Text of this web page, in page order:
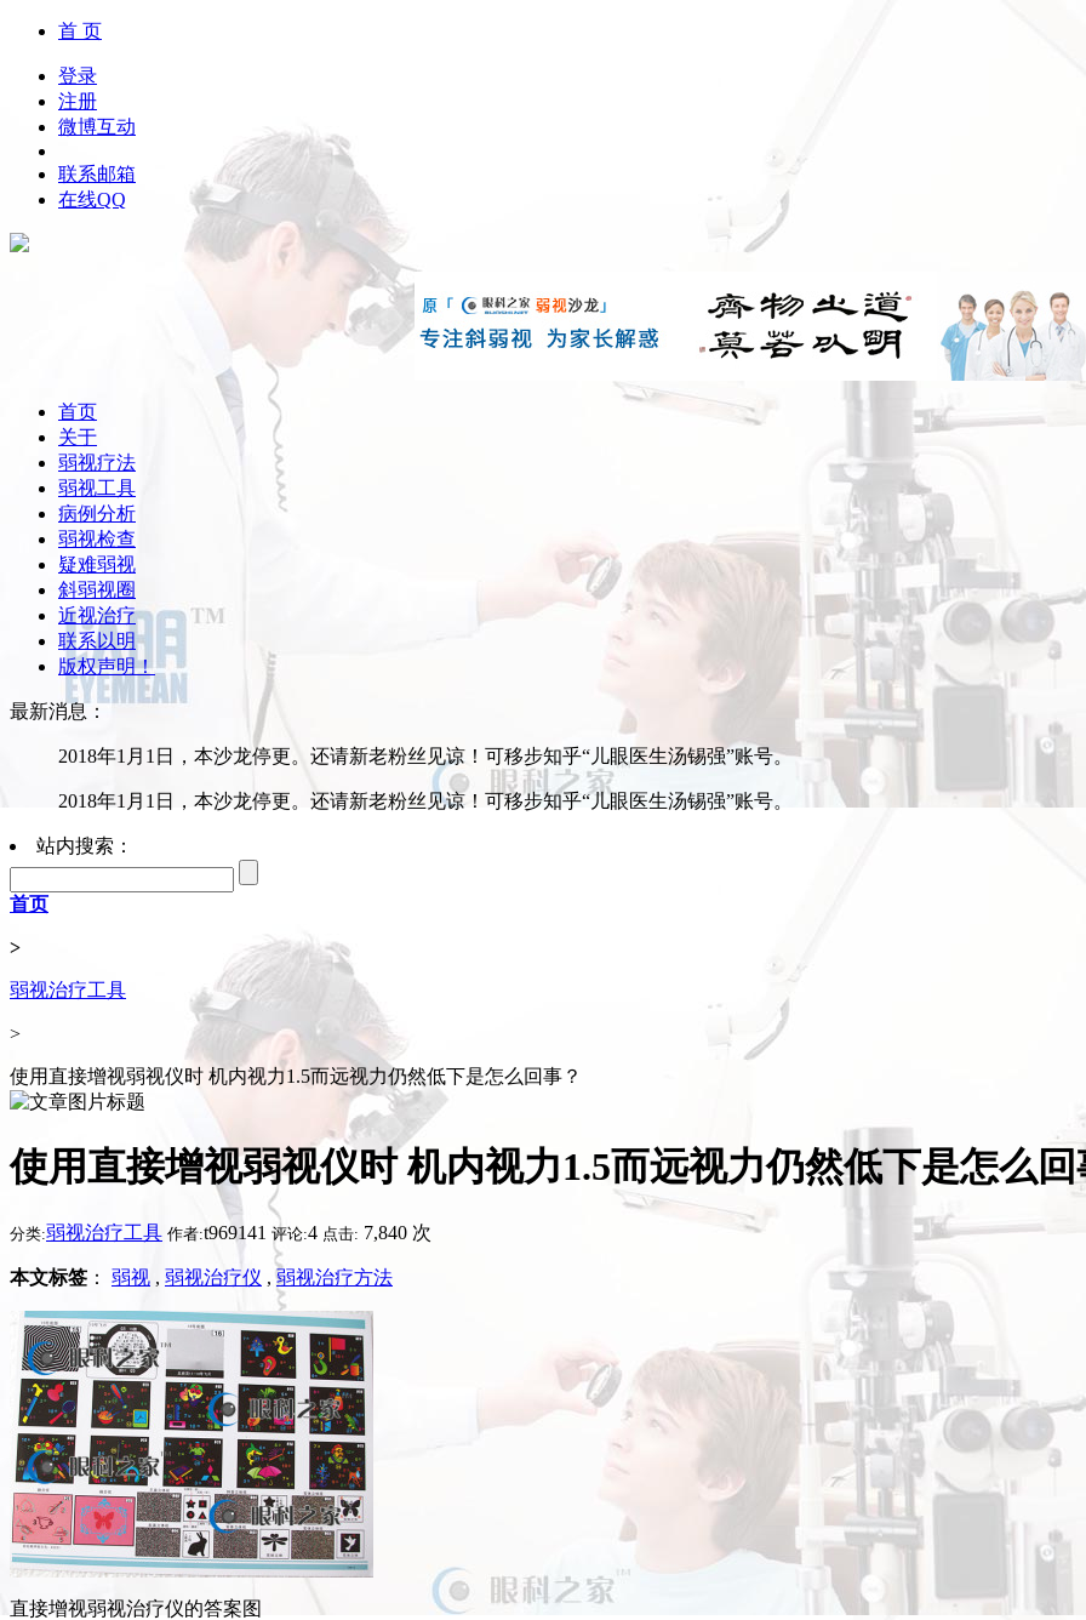
首 页
登录
注册
微博互动
联系邮箱
在线QQ
首页
关于
弱视疗法
弱视工具
病例分析
弱视检查
疑难弱视
斜弱视圈
近视治疗
联系以明
版权声明！
最新消息：
2018年1月1日，本沙龙停更。还请新老粉丝见谅！可移步知乎“儿眼医生汤锡强”账号。
2018年1月1日，本沙龙停更。还请新老粉丝见谅！可移步知乎“儿眼医生汤锡强”账号。
站内搜索：
首页
>
弱视治疗工具
>
使用直接增视弱视仪时 机内视力1.5而远视力仍然低下是怎么回事？
使用直接增视弱视仪时 机内视力1.5而远视力仍然低下是怎么
分类:弱视治疗工具 作者:t969141 评论:4 点击: 7,840 次
本文标签 ： 弱视 , 弱视治疗仪 ,弱视治疗方法
直接增视弱视治疗仪的答案图